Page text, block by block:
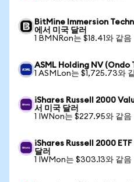
BitMine Immersion
에서 미국 달러
1 BMNRon는 $18.41와 같음
ASML Holding NV (Ondo
1 ASMLon는 $1,725.73와
iShares Russell 2000
서 미국 달러
1 IWNon는 $227.95와 같음
iShares Russell 2000
달러
1 IWMon는 $303.13와 같음